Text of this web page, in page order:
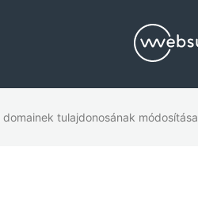
domainek tulajdonosának módosítása